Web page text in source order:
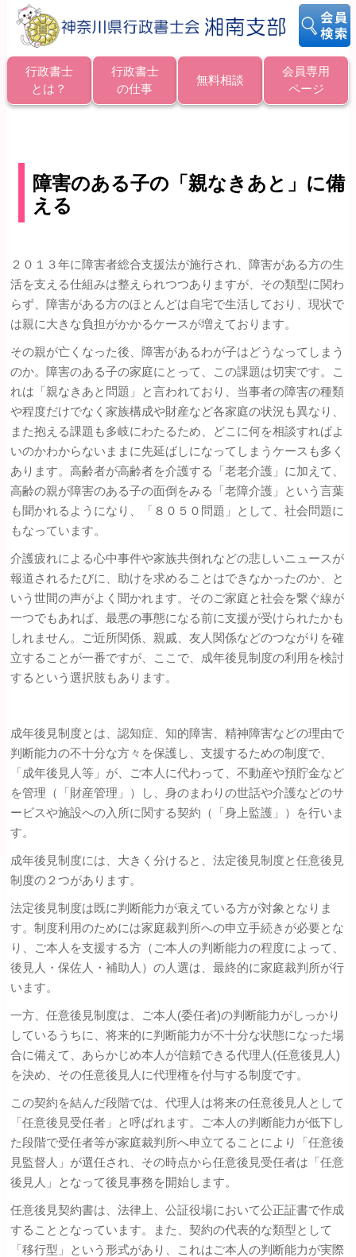
行政書士
とは？
行政書士
の仕事
無料相談
会員専用
ページ
シ
ン
障害のある子の「親なきあと」に備
える
２０１３年に障害者総合支援法が施行され、障害がある方の生
活を支える仕組みは整えられつつありますが、その類型に関わ
らず、障害がある方のほとんどは自宅で生活しており、現状で
は親に大きな負担がかかるケースが増えております。
その親が亡くなった後、障害があるわが子はどうなってしまう
のか。障害のある子の家庭にとって、この課題は切実です。こ
れは「親なきあと問題」と言われており、当事者の障害の種類
や程度だけでなく家族構成や財産など各家庭の状況も異なり、
また抱える課題も多岐にわたるため、どこに何を相談すればよ
いのかわからないままに先延ばしになってしまうケースも多く
あります。高齢者が高齢者を介護する「老老介護」に加えて、
高齢の親が障害のある子の面倒をみる「老障介護」という言葉
も聞かれるようになり、「８０５０問題」として、社会問題に
もなっています。
介護疲れによる心中事件や家族共倒れなどの悲しいニュースが
報道されるたびに、助けを求めることはできなかったのか、と
いう世間の声がよく聞かれます。そのご家庭と社会を繋ぐ線が
一つでもあれば、最悪の事態になる前に支援が受けられたかも
しれません。ご近所関係、親戚、友人関係などのつながりを確
立することが一番ですが、ここで、成年後見制度の利用を検討
するという選択肢もあります。
成年後見制度とは、認知症、知的障害、精神障害などの理由で
判断能力の不十分な方々を保護し、支援するための制度で、
「成年後見人等」が、ご本人に代わって、不動産や預貯金など
を管理（「財産管理」）し、身のまわりの世話や介護などのサ
ービスや施設への入所に関する契約（「身上監護」）を行いま
す。
成年後見制度には、大きく分けると、法定後見制度と任意後見
制度の２つがあります。
法定後見制度は既に判断能力が衰えている方が対象となりま
す。制度利用のためには家庭裁判所への申立手続きが必要とな
り、ご本人を支援する方（ご本人の判断能力の程度によって、
後見人・保佐人・補助人）の人選は、最終的に家庭裁判所が行
います。
一方、任意後見制度は、ご本人(委任者)の判断能力がしっかり
しているうちに、将来的に判断能力が不十分な状態になった場
合に備えて、あらかじめ本人が信頼できる代理人(任意後見人)
を決め、その任意後見人に代理権を付与する制度です。
この契約を結んだ段階では、代理人は将来の任意後見人として
「任意後見受任者」と呼ばれます。ご本人の判断能力が低下し
た段階で受任者等が家庭裁判所へ申立てることにより「任意後
見監督人」が選任され、その時点から任意後見受任者は「任意
後見人」となって後見事務を開始します。
任意後見契約書は、法律上、公証役場において公正証書で作成
することとなっています。また、契約の代表的な類型として
「移行型」という形式があり、これはご本人の判断能力が実際